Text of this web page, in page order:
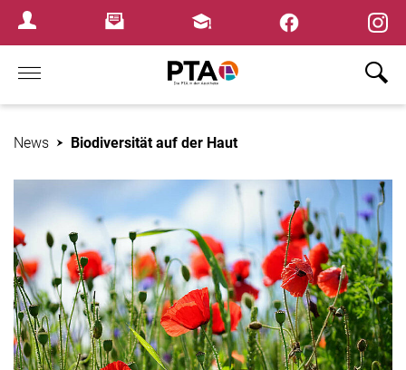
Login MenuNewsletterFortbildungen
Home
News Biodiversität auf der Haut
×